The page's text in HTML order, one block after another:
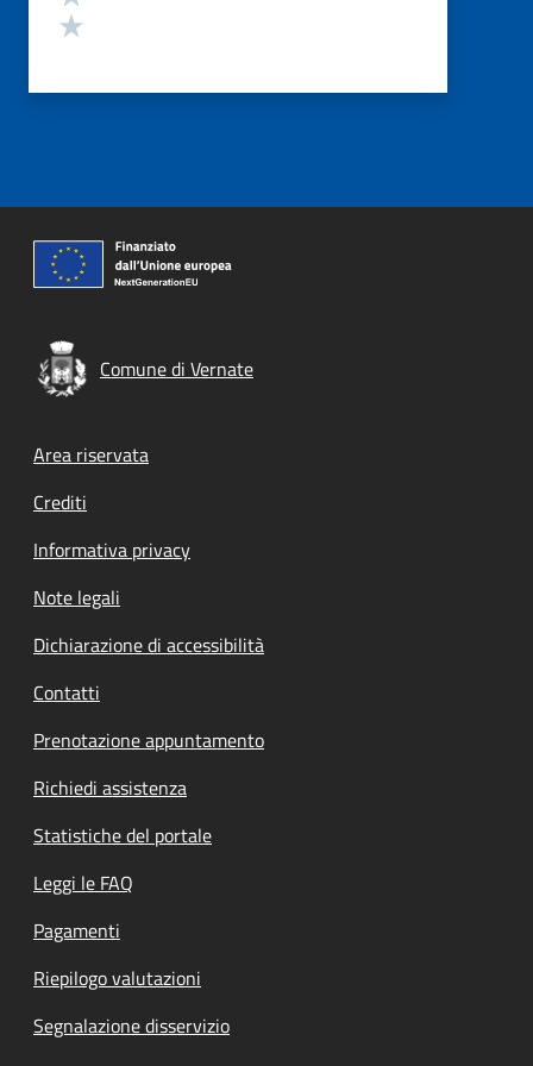
Comune di Vernate
Footer menu
Area riservata
Crediti
Informativa privacy
Note legali
Dichiarazione di accessibilità
Contatti
Prenotazione appuntamento
Richiedi assistenza
Statistiche del portale
Leggi le FAQ
Pagamenti
Riepilogo valutazioni
Segnalazione disservizio